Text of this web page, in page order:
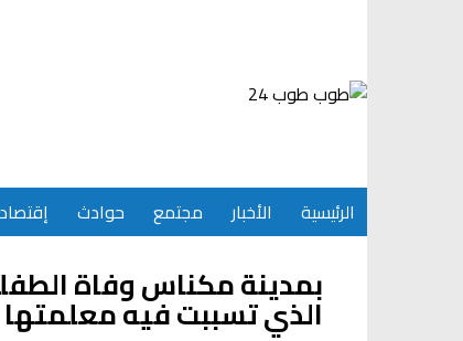
الرئيسية الأخبار مجتمع حوادث إقتصاد
بمدينة مكناس وفاة
الذي تسببت فيه معلمتها